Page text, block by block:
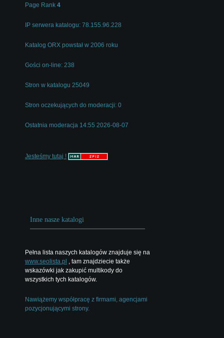
Page Rank 4
IP serwera katalogu: 78.155.96.228
Katalog ORX powstał w 2006 roku
Gości on-line: 238
Stron w katalogu 25049
Stron oczekujących do moderacji: 0
Ostatnia moderacja 14:55 2026-08-07
Jesteśmy tutaj !
Inne nasze katalogi
Pełna lista naszych katalogów znajduje się na
www.seolista.pl , tam znajdziecie także
wskazówki jak zakupić multikody do
wszystkich tych katalogów.
Nawiążemy współpracę z firmami, agencjami
pozycjonującymi strony.